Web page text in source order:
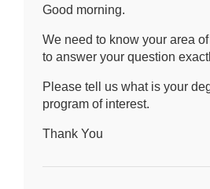
Good morning.
We need to know your area
to answer your question
Please tell us what is your
program of interest.
Thank You